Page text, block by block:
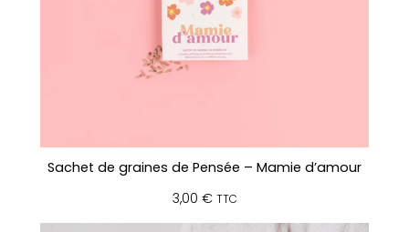
Sachet de graines de Pensée – Mamie d’amour
3,00 € TTC